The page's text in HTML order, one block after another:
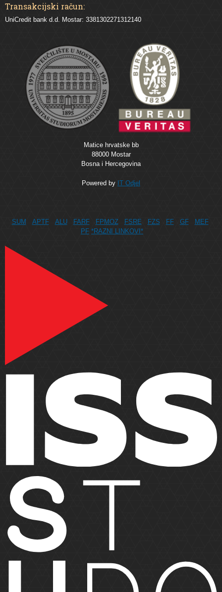
Transakcijski račun:
UniCredit bank d.d. Mostar: 3381302271312140
Matice hrvatske bb
88000 Mostar
Bosna i Hercegovina
Powered by IT Odjel
SUM APTF ALU FARF FPMOZ FSRE FZS FF GF
MEF
PF *RAZNI LINKOVI*